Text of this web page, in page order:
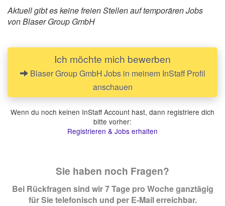
Aktuell gibt es keine freien Stellen auf temporären Jobs
von Blaser Group GmbH
Ich möchte mich bewerben
Blaser Group GmbH Jobs in meinem InStaff Profil
anschauen
Wenn du noch keinen InStaff Account hast, dann registriere dich
bitte vorher:
Registrieren & Jobs erhalten
Sie haben noch Fragen?
Bei Rückfragen sind wir 7 Tage pro Woche ganztägig
für Sie telefonisch und per E-Mail erreichbar.